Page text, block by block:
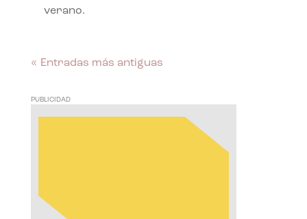
verano.
« Entradas más antiguas
PUBLICIDAD